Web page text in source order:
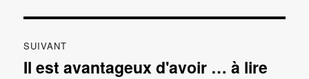
SUIVANT
Publication
Il est avantageux d'avoir … à lire